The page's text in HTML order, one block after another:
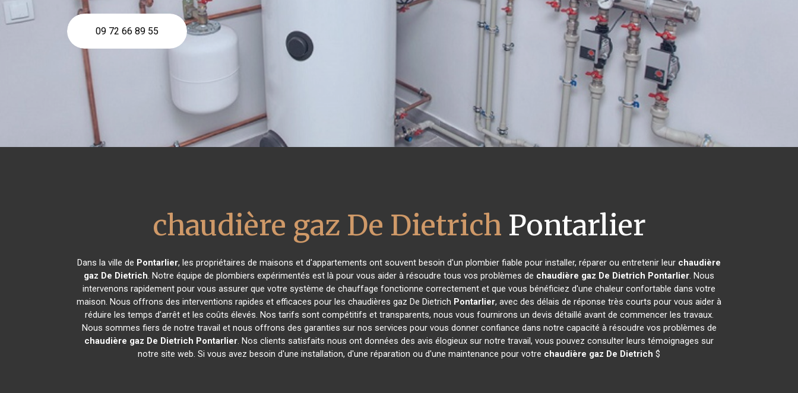
09 72 66 89 55
chaudière gaz De Dietrich Pontarlier
Dans la ville de Pontarlier, les propriétaires de maisons et d'appartements ont souvent besoin d'un plombier fiable pour installer, réparer ou entretenir leur chaudière
gaz De Dietrich. Notre équipe de plombiers expérimentés est là pour vous aider à résoudre tous vos problèmes de chaudière gaz De Dietrich Pontarlier. Nous
intervenons rapidement pour vous assurer que votre système de chauffage fonctionne correctement et que vous bénéficiez d'une chaleur confortable dans votre
maison. Nous offrons des interventions rapides et efficaces pour les chaudières gaz De Dietrich Pontarlier, avec des délais de réponse très courts pour vous aider à
réduire les temps d'arrêt et les coûts élevés. Nos tarifs sont compétitifs et transparents, nous vous fournirons un devis détaillé avant de commencer les travaux.
Nous sommes fiers de notre travail et nous offrons des garanties sur nos services pour vous donner confiance dans notre capacité à résoudre vos problèmes de
chaudière gaz De Dietrich Pontarlier. Nos clients satisfaits nous ont données des avis élogieux sur notre travail, vous pouvez consulter leurs témoignages sur
notre site web. Si vous avez besoin d'une installation, d'une réparation ou d'une maintenance pour votre chaudière gaz De Dietrich $